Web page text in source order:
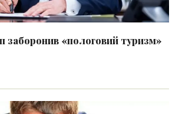
заборонив «пологовий туризм»